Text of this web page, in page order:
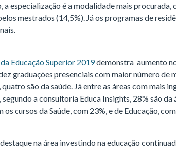
a especialização é a modalidade mais procurada,
mestrados (14,5%). Já os programas de
Educação Superior 2019demonstra aumento
graduações presenciais com maior número de
são da saúde. Já entre as áreas com mais
segundo a consultoria Educa Insights, 28% são da
os cursos da Saúde, com 23%, e de Educação,
na área investindo na educação